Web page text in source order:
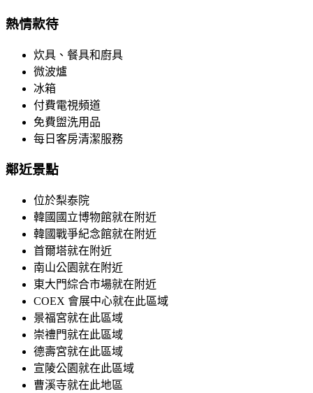
熱情款待
炊具、餐具和廚具
微波爐
冰箱
付費電視頻道
免費盥洗用品
每日客房清潔服務
鄰近景點
位於梨泰院
韓國國立博物館就在附近
韓國戰爭紀念館就在附近
首爾塔就在附近
南山公園就在附近
東大門綜合市場就在附近
COEX 會展中心就在此區域
景福宮就在此區域
崇禮門就在此區域
德壽宮就在此區域
宣陵公園就在此區域
曹溪寺就在此地區